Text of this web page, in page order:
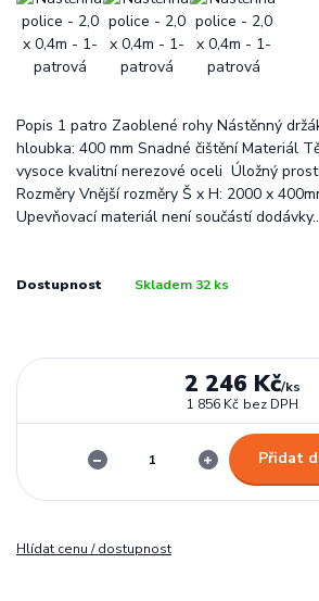
Popis 1 patro Zaoblené rohy Nástěnný
hloubka: 400 mm Snadné čištění Materiál
vysoce kvalitní nerezové oceli Úložný
Rozměry Vnější rozměry Š x H: 2000 x
Upevňovací materiál není součástí
Dostupnost Skladem 32 ks
2 246 Kč/ks
1 856 Kč bez DPH
Přidat
Hlídat cenu / dostupnost